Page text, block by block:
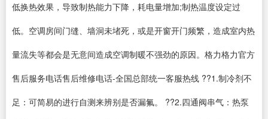
低换热效果，导致制热能力下降，耗电量增加;制热温度设定过
低。空调房间门缝、墙洞未堵死，或是开窗开门频繁，造成室内热
量流失等都会是无意间造成空调制暖不强劲的原因。格力格力官方
售后服务电话售后维修电话-全国总部统一客服热线 ??1.制冷剂不
足：可简易的进行自测来辨别是否漏氟。 ??2.四通阀串气：热泵